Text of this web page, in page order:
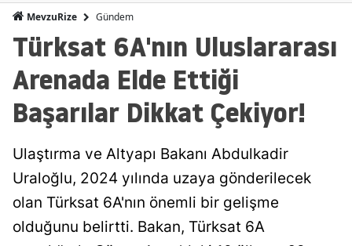
MevzuRize Gündem
Türksat 6A'nın Uluslararası
Arenada Elde Ettiği
Başarılar Dikkat Çekiyor!
Ulaştırma ve Altyapı Bakanı Abdulkadir
Uraloğlu, 2024 yılında uzaya gönderilecek
olan Türksat 6A'nın önemli bir gelişme
olduğunu belirtti. Bakan, Türksat 6A